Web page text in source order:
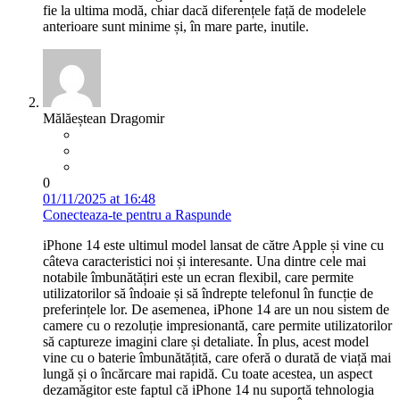
fie la ultima modă, chiar dacă diferențele față de modelele
anterioare sunt minime și, în mare parte, inutile.
Mălăeștean Dragomir
0
01/11/2025 at 16:48
Conecteaza-te pentru a Raspunde
iPhone 14 este ultimul model lansat de către Apple și vine cu
câteva caracteristici noi și interesante. Una dintre cele mai
notabile îmbunătățiri este un ecran flexibil, care permite
utilizatorilor să îndoaie și să îndrepte telefonul în funcție de
preferințele lor. De asemenea, iPhone 14 are un nou sistem de
camere cu o rezoluție impresionantă, care permite utilizatorilor
să captureze imagini clare și detaliate. În plus, acest model
vine cu o baterie îmbunătățită, care oferă o durată de viață mai
lungă și o încărcare mai rapidă. Cu toate acestea, un aspect
dezamăgitor este faptul că iPhone 14 nu suportă tehnologia